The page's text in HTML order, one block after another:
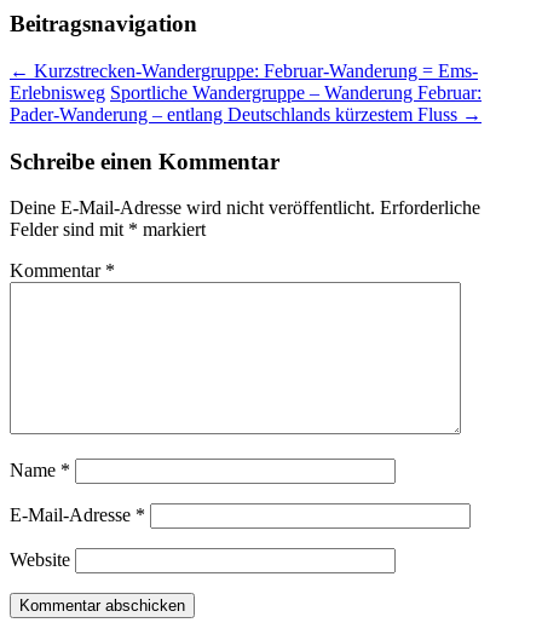
Beitragsnavigation
← Kurzstrecken-Wandergruppe: Februar-Wanderung = Ems-
Erlebnisweg Sportliche Wandergruppe – Wanderung Februar:
Pader-Wanderung – entlang Deutschlands kürzestem Fluss →
Schreibe einen Kommentar
Deine E-Mail-Adresse wird nicht veröffentlicht. Erforderliche
Felder sind mit * markiert
Kommentar *
Name *
E-Mail-Adresse *
Website